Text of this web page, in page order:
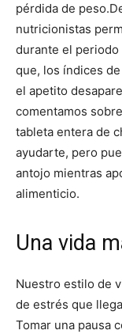
pérdida de peso.
nutricionistas
durante el
que, los índices
el apetito
comentamos
tableta entera de
ayudarte, pero
antojo mientras
alimenticio.
Una vida
Nuestro estilo de
de estrés que
Tomar una pausa